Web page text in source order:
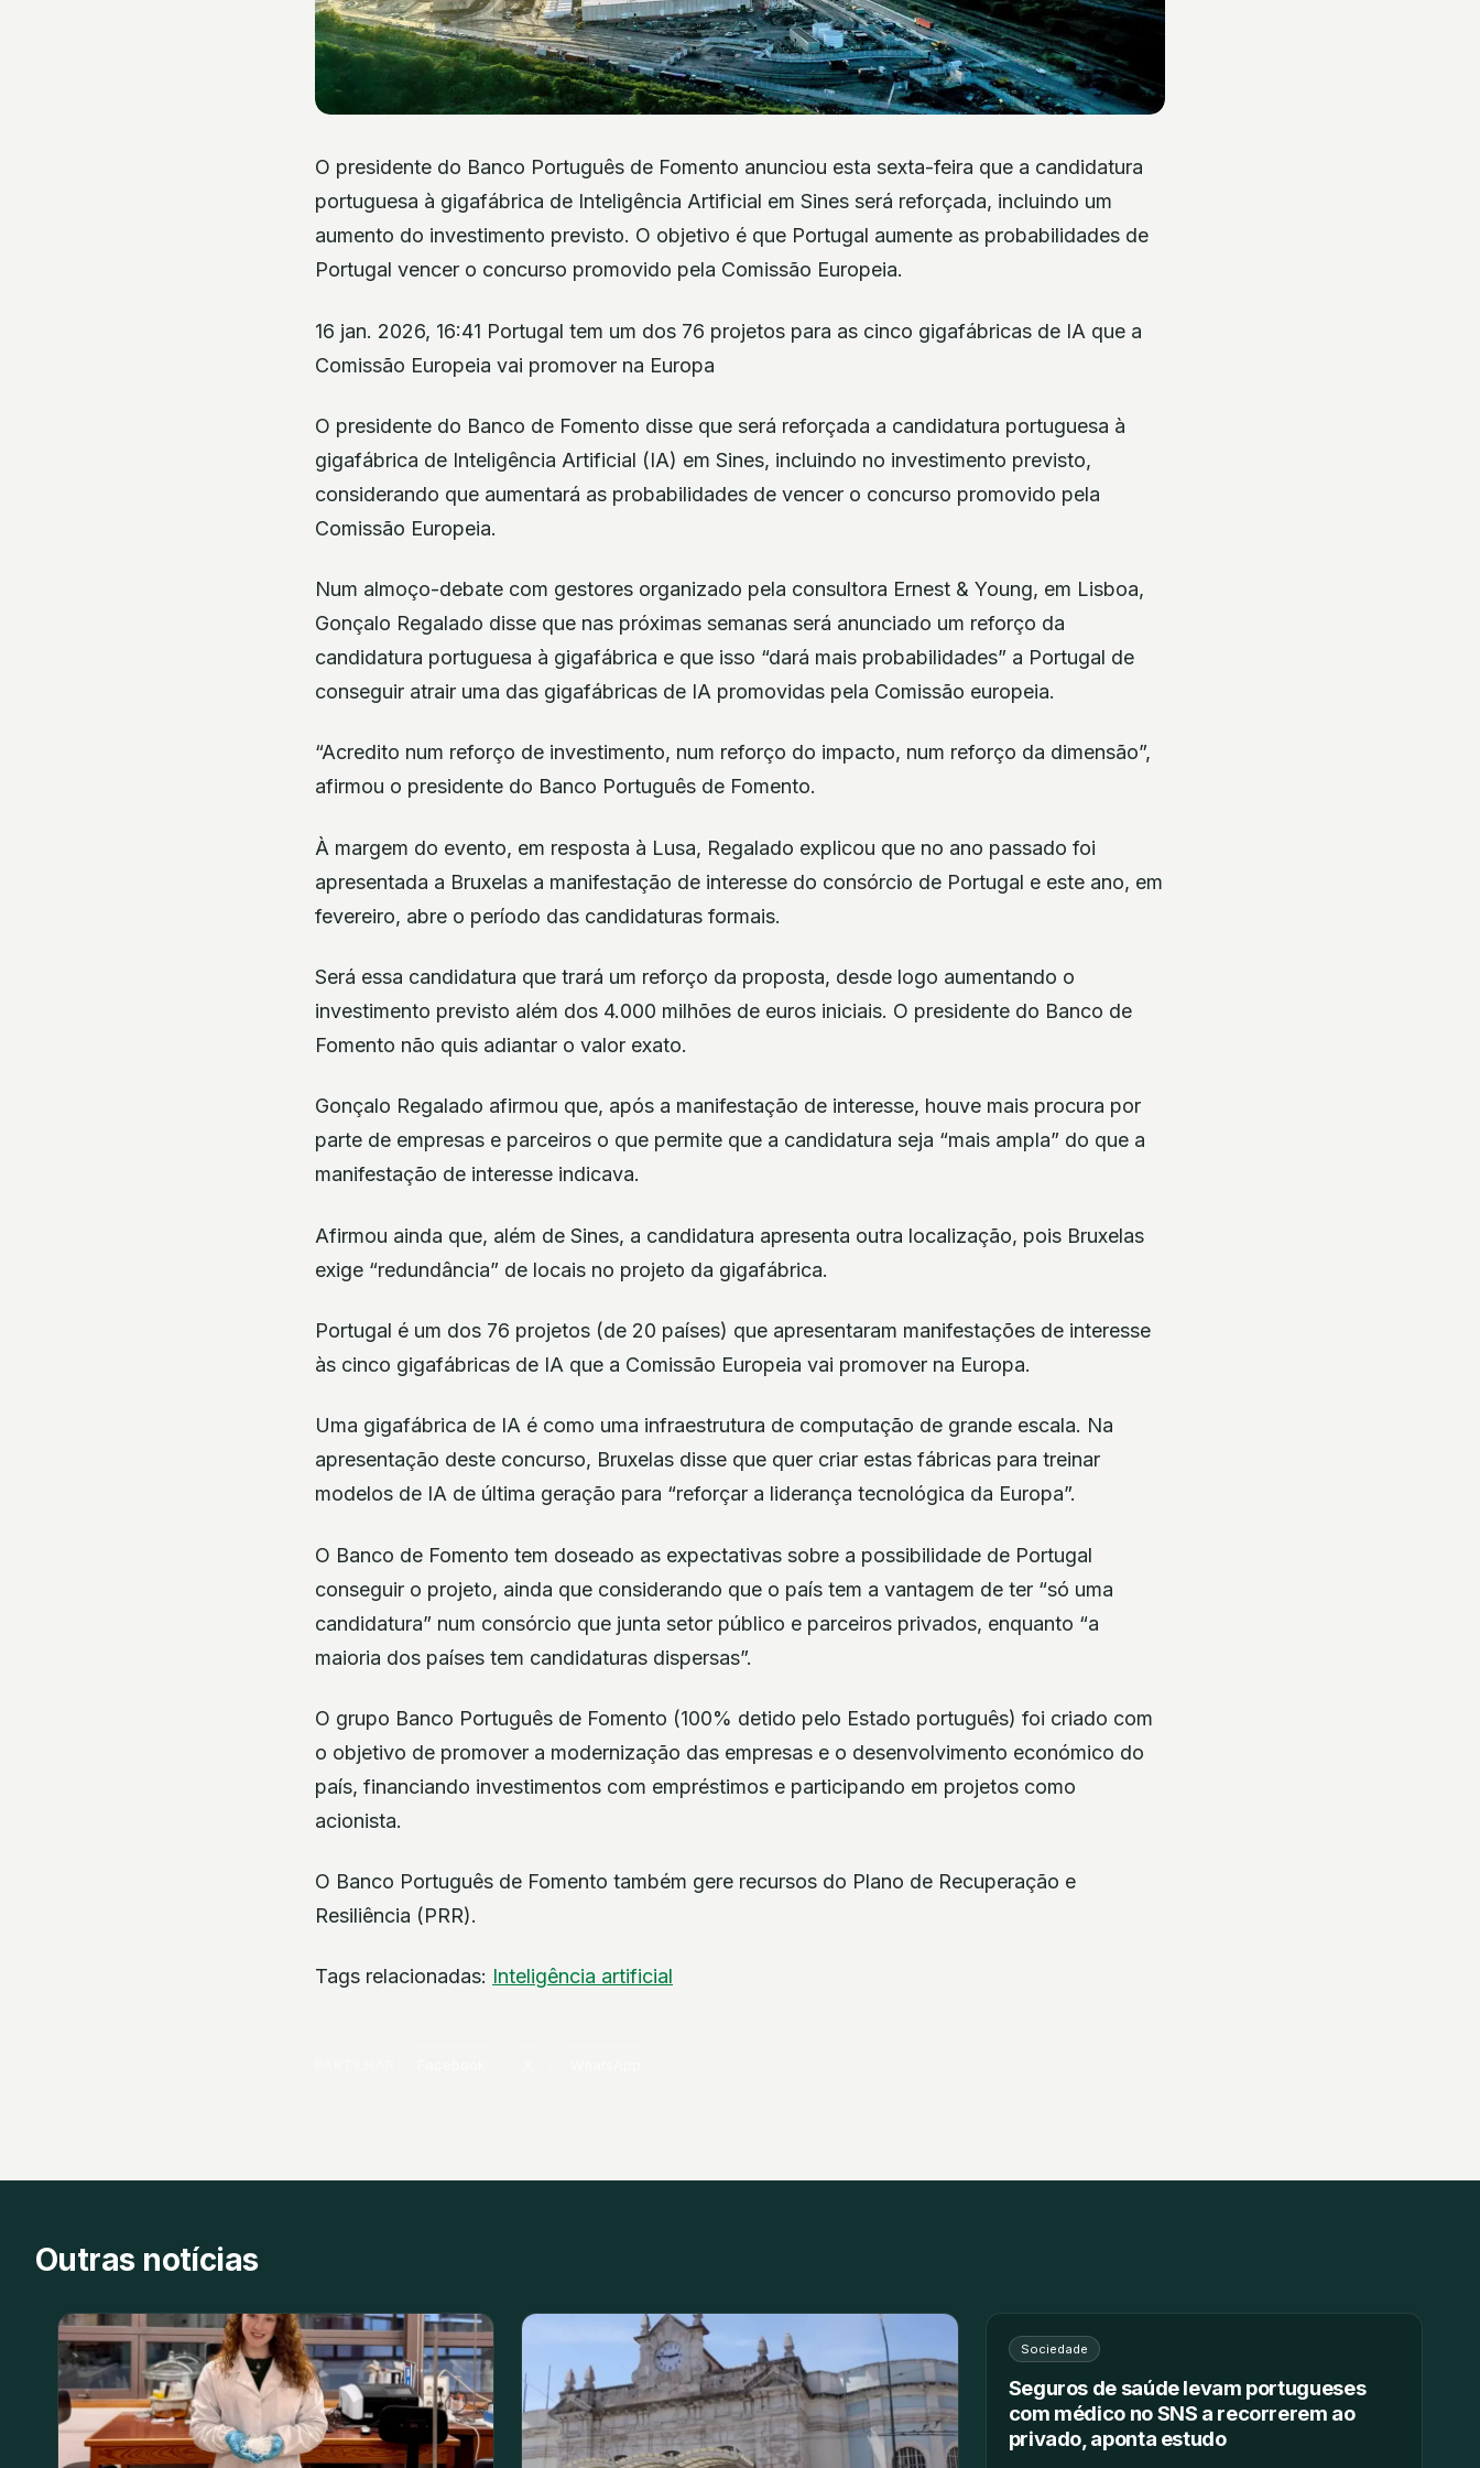
O presidente do Banco Português de Fomento anunciou esta sexta-feira que a candidatura
portuguesa à gigafábrica de Inteligência Artificial em Sines será reforçada, incluindo um
aumento do investimento previsto. O objetivo é que Portugal aumente as probabilidades de
Portugal vencer o concurso promovido pela Comissão Europeia.
16 jan. 2026, 16:41 Portugal tem um dos 76 projetos para as cinco gigafábricas de IA que a
Comissão Europeia vai promover na Europa
O presidente do Banco de Fomento disse que será reforçada a candidatura portuguesa à
gigafábrica de Inteligência Artificial (IA) em Sines, incluindo no investimento previsto,
considerando que aumentará as probabilidades de vencer o concurso promovido pela
Comissão Europeia.
Num almoço-debate com gestores organizado pela consultora Ernest & Young, em Lisboa,
Gonçalo Regalado disse que nas próximas semanas será anunciado um reforço da
candidatura portuguesa à gigafábrica e que isso “dará mais probabilidades” a Portugal de
conseguir atrair uma das gigafábricas de IA promovidas pela Comissão europeia.
“Acredito num reforço de investimento, num reforço do impacto, num reforço da dimensão”,
afirmou o presidente do Banco Português de Fomento.
À margem do evento, em resposta à Lusa, Regalado explicou que no ano passado foi
apresentada a Bruxelas a manifestação de interesse do consórcio de Portugal e este ano, em
fevereiro, abre o período das candidaturas formais.
Será essa candidatura que trará um reforço da proposta, desde logo aumentando o
investimento previsto além dos 4.000 milhões de euros iniciais. O presidente do Banco de
Fomento não quis adiantar o valor exato.
Gonçalo Regalado afirmou que, após a manifestação de interesse, houve mais procura por
parte de empresas e parceiros o que permite que a candidatura seja “mais ampla” do que a
manifestação de interesse indicava.
Afirmou ainda que, além de Sines, a candidatura apresenta outra localização, pois Bruxelas
exige “redundância” de locais no projeto da gigafábrica.
Portugal é um dos 76 projetos (de 20 países) que apresentaram manifestações de interesse
às cinco gigafábricas de IA que a Comissão Europeia vai promover na Europa.
Uma gigafábrica de IA é como uma infraestrutura de computação de grande escala. Na
apresentação deste concurso, Bruxelas disse que quer criar estas fábricas para treinar
modelos de IA de última geração para “reforçar a liderança tecnológica da Europa”.
O Banco de Fomento tem doseado as expectativas sobre a possibilidade de Portugal
conseguir o projeto, ainda que considerando que o país tem a vantagem de ter “só uma
candidatura” num consórcio que junta setor público e parceiros privados, enquanto “a
maioria dos países tem candidaturas dispersas”.
O grupo Banco Português de Fomento (100% detido pelo Estado português) foi criado com
o objetivo de promover a modernização das empresas e o desenvolvimento económico do
país, financiando investimentos com empréstimos e participando em projetos como
acionista.
O Banco Português de Fomento também gere recursos do Plano de Recuperação e
Resiliência (PRR).
Tags relacionadas: Inteligência artificial
Outras notícias
Sociedade
Seguros de saúde levam portugueses
com médico no SNS a recorrerem ao
privado, aponta estudo